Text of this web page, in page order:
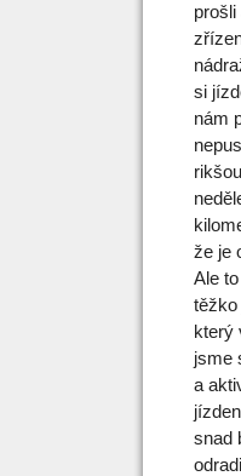
si
nám
že je
Ale
těžko
který
jsme
a
snad